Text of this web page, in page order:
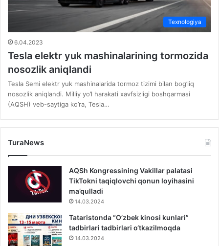
Texnologiya
6.04.2023
Tesla elektr yuk mashinalarining tormozida
nosozlik aniqlandi
Tesla Semi elektr yuk mashinalarida tormoz tizimi bilan bog’liq
nosozlik aniqlandi. Milliy yo’l harakati xavfsizligi boshqarmasi
(AQSH) veb-saytiga ko’ra, Tesla…
TuraNews
AQSh Kongressining Vakillar palatasi
TikTokni taqiqlovchi qonun loyihasini
ma’qulladi
14.03.2024
Tataristonda “O’zbek kinosi kunlari”
tadbirlari tadbirlari o‘tkazilmoqda
14.03.2024